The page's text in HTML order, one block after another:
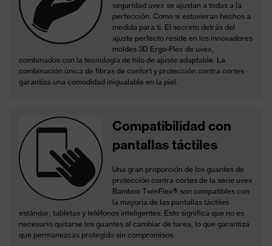
seguridad uvex se ajustan a todas a la
perfección. Como si estuvieran hechos a
medida para ti. El secreto detrás del
ajuste perfecto reside en los innovadores
moldes 3D Ergo-Flex de uvex,
combinados con la tecnología de hilo de ajuste adaptable. La
combinación única de fibras de confort y protección contra cortes
garantiza una comodidad inigualable en la piel.
Compatibilidad con
pantallas táctiles
Una gran proporción de los guantes de
protección contra cortes de la serie uvex
Bamboo TwinFlex® son compatibles con
la mayoría de las pantallas táctiles
estándar, tabletas y teléfonos inteligentes. Esto significa que no es
necesario quitarse los guantes al cambiar de tarea, lo que garantiza
que permanezcas protegido sin compromisos.